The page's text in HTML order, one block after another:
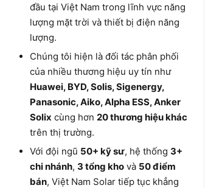
đầu tại Việt Nam trong lĩnh vực năng
lượng mặt trời và thiết bị điện năng
lượng.
Chúng tôi hiện là đối tác phân phối
của nhiều thương hiệu uy tín như
Huawei, BYD, Solis, Sigenergy,
Panasonic, Aiko, Alpha ESS, Anker
Solix cùng hơn 20 thương hiệu khác
trên thị trường.
Với đội ngũ 50+ kỹ sư, hệ thống 3+
chi nhánh, 3 tổng kho và 50 điểm
bán, Việt Nam Solar tiếp tục khẳng